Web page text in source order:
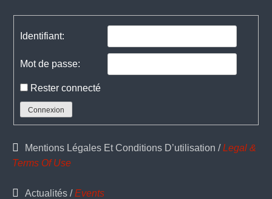
l’article
Identifiant:
Mot de passe:
Rester connecté
Connexion
Mentions Légales Et Conditions D’utilisation /Legal &
Terms Of Use
Actualités /Events